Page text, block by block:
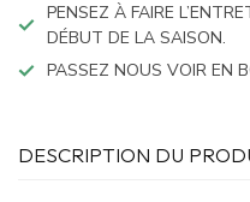
PENSEZ À FAIRE
DÉBUT DE LA SAISON.
PASSEZ NOUS VOIR EN
DESCRIPTION DU